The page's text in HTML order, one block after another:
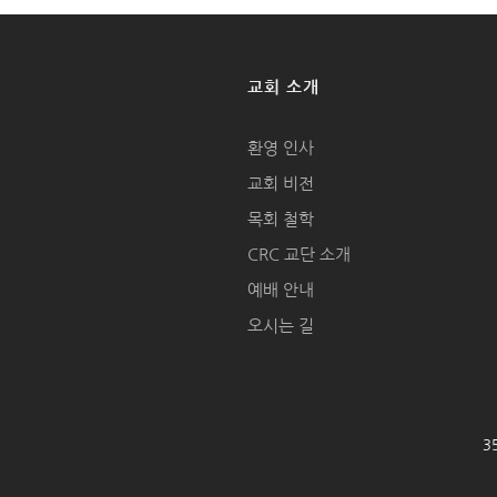
교회 소개
환영 인사
교회 비전
목회 철학
CRC 교단 소개
예배 안내
오시는 길